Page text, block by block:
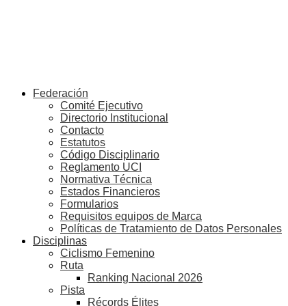
Federación
Comité Ejecutivo
Directorio Institucional
Contacto
Estatutos
Código Disciplinario
Reglamento UCI
Normativa Técnica
Estados Financieros
Formularios
Requisitos equipos de Marca
Políticas de Tratamiento de Datos Personales
Disciplinas
Ciclismo Femenino
Ruta
Ranking Nacional 2026
Pista
Récords Élites